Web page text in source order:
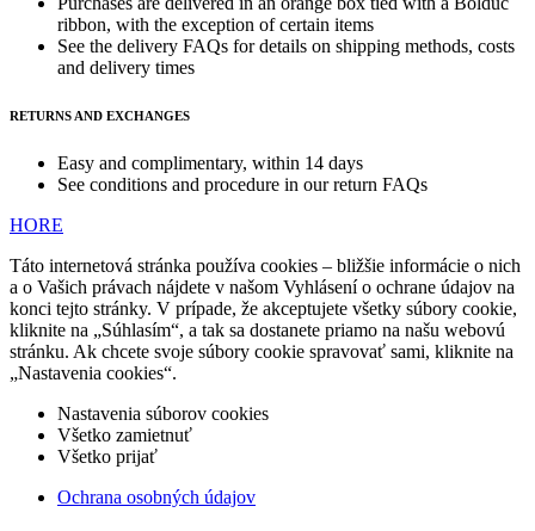
ribbon, with the exception of certain items
See the delivery FAQs for details on shipping methods, costs
and delivery times
RETURNS AND EXCHANGES
Easy and complimentary, within 14 days
See conditions and procedure in our return FAQs
HORE
Táto internetová stránka používa cookies – bližšie informácie o nich
a o Vašich právach nájdete v našom Vyhlásení o ochrane údajov na
konci tejto stránky. V prípade, že akceptujete všetky súbory cookie,
kliknite na „Súhlasím“, a tak sa dostanete priamo na našu webovú
stránku. Ak chcete svoje súbory cookie spravovať sami, kliknite na
„Nastavenia cookies“.
Nastavenia súborov cookies
Všetko zamietnuť
Všetko prijať
Ochrana osobných údajov